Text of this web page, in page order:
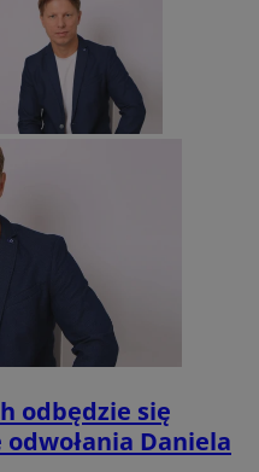
odbędzie się
Daniela